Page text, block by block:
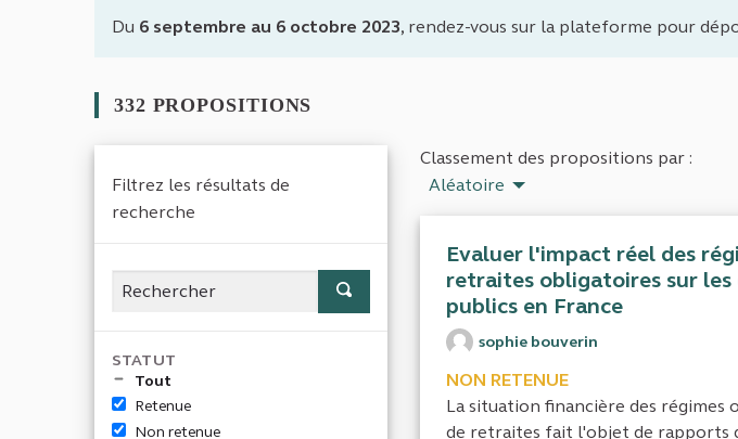
Du 6 septembre au 6 octobre 2023, rendez-vous sur la plateforme pour
332 PROPOSITIONS
Filtrez les résultats de
recherche
STATUT
Tout
Retenue
Non retenue
Classement des propositions par :
Aléatoire
Evaluer l'impact réel des
retraites obligatoires sur
publics en France
sophie bouverin
NON RETENUE
La situation financière des régimes
de retraites fait l'objet de rapports